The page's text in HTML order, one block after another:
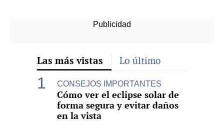
Las más vistas Lo último
CONSEJOS IMPORTANTES
Cómo ver el eclipse solar de
forma segura y evitar daños
en la vista